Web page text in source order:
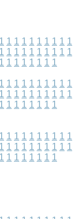
1 1 1 1 1 1 1 1 1 1
1 1 1 1 1 1 1 1 1 1
1 1 1 1 1 1 1 1
1 1 1 1 1 1 1 1 1 1
1 1 1 1 1 1 1 1 1 1
1 1 1 1 1 1 1 1
1 1 1 1 1 1 1 1 1 1
1 1 1 1 1 1 1 1 1 1
1 1 1 1 1 1 1 1